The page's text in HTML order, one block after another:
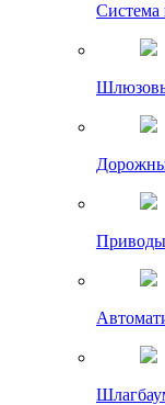
Система
Приводы